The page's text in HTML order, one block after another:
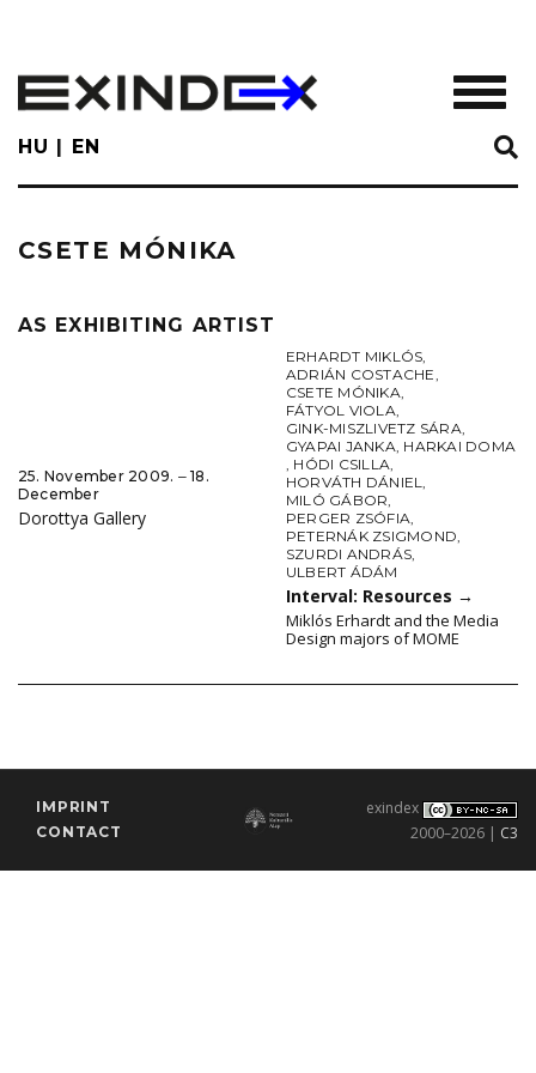
main
content
HU EN
CSETE MÓNIKA
AS EXHIBITING ARTIST
25. November 2009. ‒ 18.
December
Dorottya Gallery
ERHARDT MIKLÓS,
ADRIÁN COSTACHE,
CSETE MÓNIKA,
FÁTYOL VIOLA,
GINK-MISZLIVETZ SÁRA,
GYAPAI JANKA, HARKAI DOMA
, HÓDI CSILLA,
HORVÁTH DÁNIEL,
MILÓ GÁBOR,
PERGER ZSÓFIA,
PETERNÁK ZSIGMOND,
SZURDI ANDRÁS,
ULBERT ÁDÁM
Interval: Resources →
Miklós Erhardt and the Media
Design majors of MOME
IMPRINT
CONTACT
exindex
2000–2026 | C3